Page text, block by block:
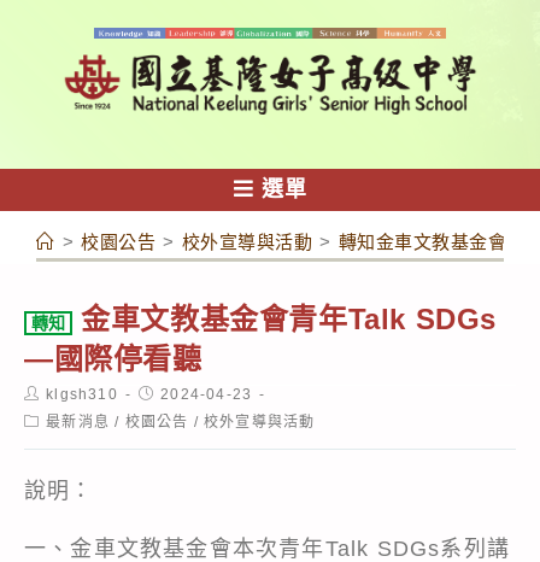
容
選單
> 校園公告 > 校外宣導與活動 > 轉知金車文教基金會青
轉知
金車文教基金會青年Talk SDGs
—國際停看聽
Post
author:
klgsh310
Post
published:
2024-04-23
Post最新消息 / 校園公告 / 校外宣導與活動
說明：
一、金車文教基金會本次青年Talk SDGs系列講